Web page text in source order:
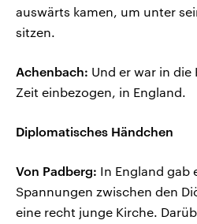
auswärts kamen, um unter
sitzen.
Achenbach: Und er war in
Zeit einbezogen, in England.
Diplomatisches Händchen
Von Padberg: In England gab
Spannungen zwischen den
eine recht junge Kirche.